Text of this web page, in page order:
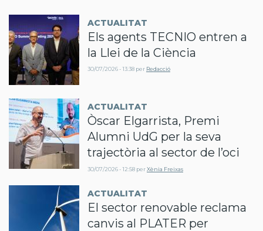
ACTUALITAT
Els agents TECNIO entren a
la Llei de la Ciència
30/07/2026 - 13:38 per Redacció
ACTUALITAT
Òscar Elgarrista, Premi
Alumni UdG per la seva
trajectòria al sector de l’oci
30/07/2026 - 12:58 perXènia Freixas
ACTUALITAT
El sector renovable reclama
canvis al PLATER per